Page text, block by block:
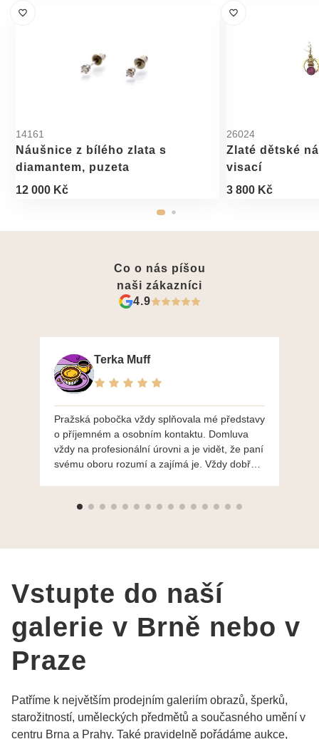
14161
Náušnice z bílého zlata s
diamantem, puzeta
12 000 Kč
26024
Zlaté dětské
visací
3 800 Kč
Co o nás píšou
naši zákazníci
4.9
Terka Muff
Pražská pobočka vždy splňovala mé představy
o příjemném a osobním kontaktu. Domluva
vždy na profesionální úrovni a je vidět, že paní
svému oboru rozumí a zajímá je. Vždy dobře a
výběru, jak už bylo napsáno - na požádání
Vstupte do naší
galerie v Brně nebo v
Praze
Patříme k největším prodejním galeriím obrazů, šperků,
starožitností, uměleckých předmětů a současného umění v
centru Brna a Prahy. Také pravidelně pořádáme aukce,